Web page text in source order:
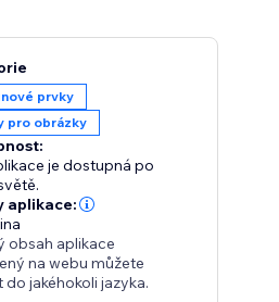
prvky
pro obrázky
je dostupná po
aplikace:
obsah aplikace
na webu můžete
do jakéhokoli jazyka.